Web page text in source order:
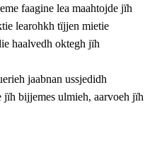
faagine lea maahtojde jïh
learohkh tïjjen mietie
haalvedh oktegh jïh
jaabnan ussjedidh
jïh bijjemes ulmieh, aarvoeh jïh